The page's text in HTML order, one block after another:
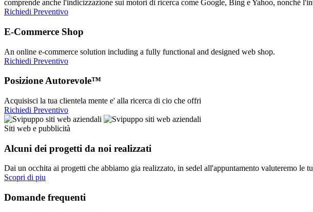
comprende anche l'indicizzazione sui motori di ricerca come Google, Bing e Yahoo, nonché
Richiedi Preventivo
E-Commerce Shop
An online e-commerce solution including a fully functional and designed web shop.
Richiedi Preventivo
Posizione Autorevole™
Acquisisci la tua clientela mente e' alla ricerca di cio che offri
Richiedi Preventivo
Siti web e pubblicità
Alcuni dei progetti da noi realizzati
Dai un occhita ai progetti che abbiamo gia realizzato, in sedel all'appuntamento valuteremo le
Scopri di piu
Domande frequenti